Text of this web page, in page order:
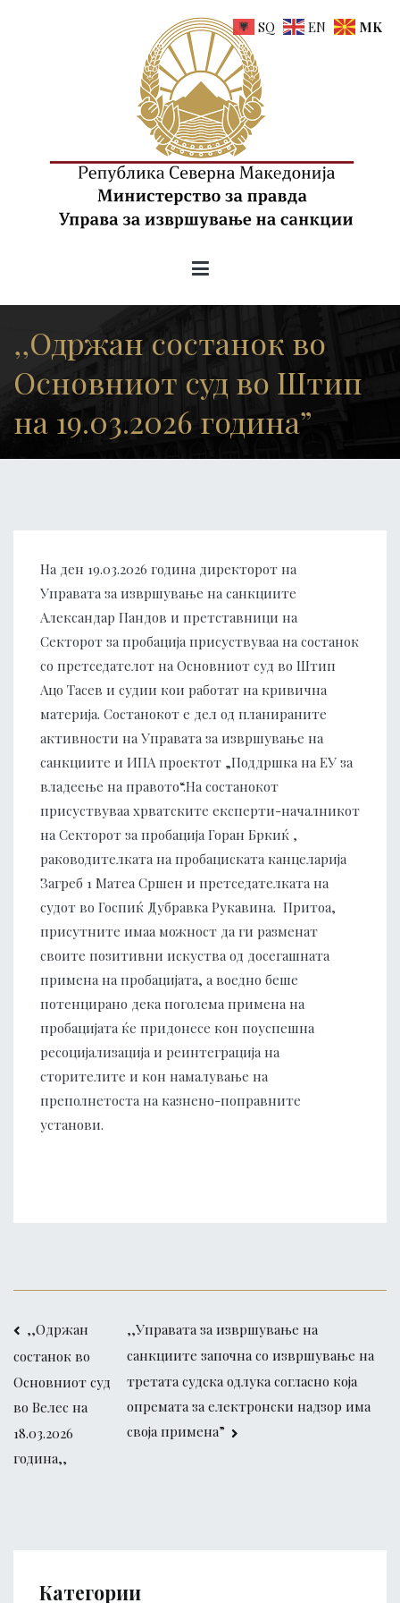
,,Одржан состанок во
Основниот суд во Штип
на 19.03.2026 година”
На ден 19.03.2026 година директорот на
Управата за извршување на санкциите
Александар Пандов и претставници на
Секторот за пробација присуствуваа на состанок
со претседателот на Основниот суд во Штип
Ацо Тасев и судии кои работат на кривична
материја. Состанокот е дел од планираните
активности на Управата за извршување на
санкциите и ИПА проектот „Поддршка на ЕУ за
владеење на правото“.На состанокот
присуствуваа хрватските експерти-началникот
на Секторот за пробација Горан Бркиќ ,
раководителката на пробациската канцеларија
Загреб 1 Матеа Сршен и претседателката на
судот во Госпиќ Дубравка Рукавина. Притоа,
присутните имаа можност да ги разменат
своите позитивни искуства од досегашната
примена на пробацијата, а воедно беше
потенцирано дека поголема примена на
пробацијата ќе придонесе кон поуспешна
ресоцијализација и реинтеграција на
сторителите и кон намалување на
преполнетоста на казнено-поправните
установи.
Post
navigation
,,Одржан
состанок во
Основниот суд
во Велес на
18.03.2026
година,,
,,Управата за извршување на
санкциите започна со извршување на
третата судска одлука согласно која
опремата за електронски надзор има
своја примена”
Категории
SQ EN MK